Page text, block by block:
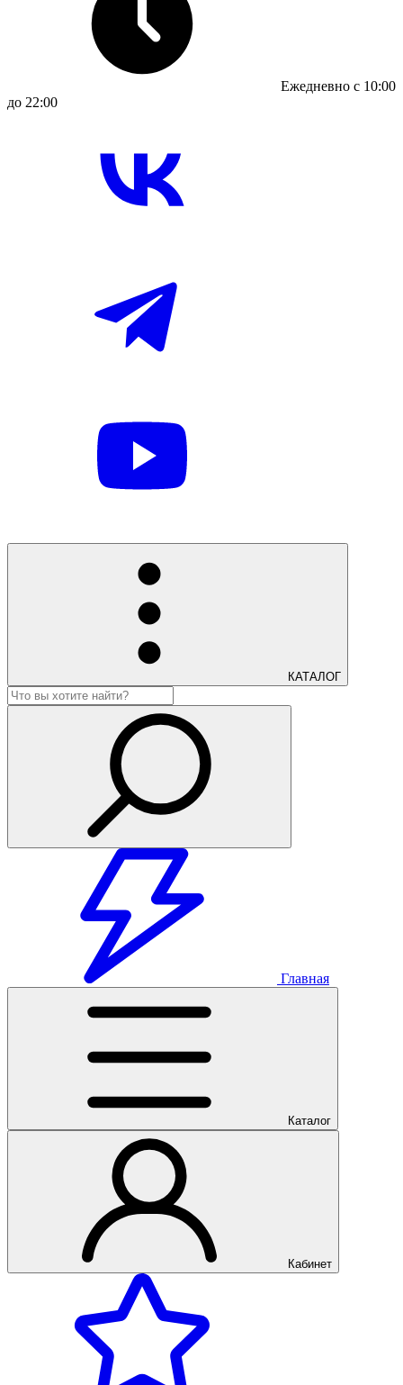
Ежедневно с 10:00
до 22:00
КАТАЛОГ
Главная
Каталог
Кабинет